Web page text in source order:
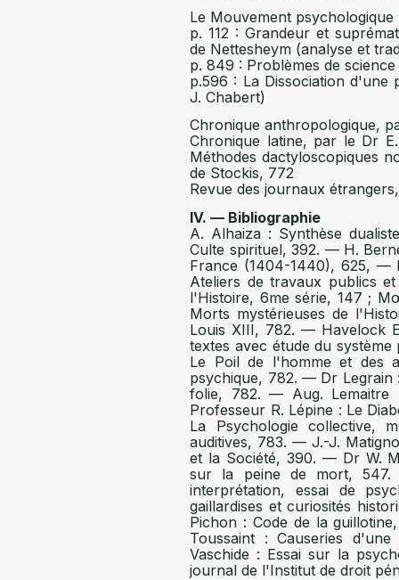
Le Mouvement psychologique
p. 112 : Grandeur et
de Nettesheym (analyse et
p. 849 : Problèmes de
p.596 : La Dissociation d'une
J. Chabert)
Chronique anthropologique,
Chronique latine, par le Dr
Méthodes dactyloscopiques
de Stockis, 772
Revue des journaux
IV. — Bibliographie
A. Alhaiza : Synthèse
Culte spirituel, 392. — H.
France (1404-1440), 625, —
Ateliers de travaux publics
l'Histoire, 6me série, 147 ;
Morts mystérieuses de
Louis XIII, 782. — Havelock
textes avec étude du
Le Poil de l'homme et des
psychique, 782. — Dr Legrain
folie, 782. — Aug. Lemaitre
Professeur R. Lépine : Le
La Psychologie collective,
auditives, 783. — J.-J.
et la Société, 390. — Dr W.
sur la peine de mort,
interprétation, essai de
gaillardises et curiosités
Pichon : Code de la
Toussaint : Causeries
Vaschide : Essai sur la
journal de l'Institut de droit